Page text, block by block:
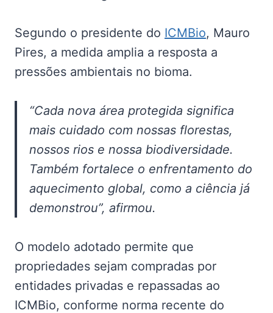
Segundo o presidente do ICMBio, Mauro
Pires, a medida amplia a resposta a
pressões ambientais no bioma.
“Cada nova área protegida significa
mais cuidado com nossas florestas,
nossos rios e nossa biodiversidade.
Também fortalece o enfrentamento do
aquecimento global, como a ciência já
demonstrou”, afirmou.
O modelo adotado permite que
propriedades sejam compradas por
entidades privadas e repassadas ao
ICMBio, conforme norma recente do